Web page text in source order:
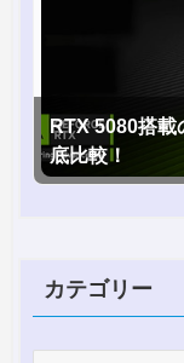
RTX 5080搭載
底比較！
カテゴリー